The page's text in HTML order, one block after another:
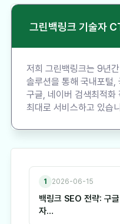
그린백링크 기술자
저희 그린백링크는 9년
솔루션을 통해 국내포털,
구글, 네이버 검색최적화
최대로 서비스하고 있습
1 2026-06-15
백링크 SEO 전략: 구
자…